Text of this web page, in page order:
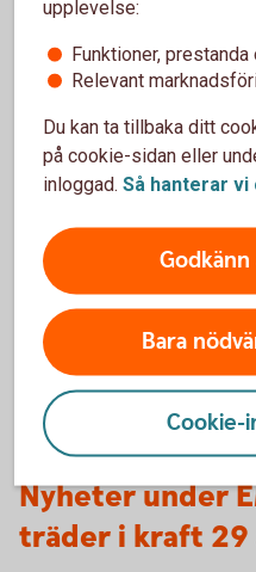
Rapporteringsavtal med
Ni som kund som är
rapporteringsskylda under
hjälp med denna
rapportering, för
Swedbank. För att erhålla
Rapporteringsavtal med
Giltigt och aktivt LEI-
Nyheter under
träder i kraft
upplevelse:
Funktioner,
Relevant
Du kan ta tillbaka ditt
på cookie-sidan eller
inloggad. Så hanterar vi
Bara
Cookie-